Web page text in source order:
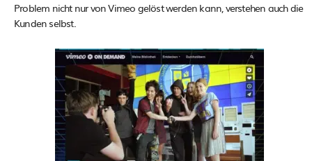
Problem nicht nur von Vimeo gelöst werden kann, verstehen auch die
Kunden selbst.